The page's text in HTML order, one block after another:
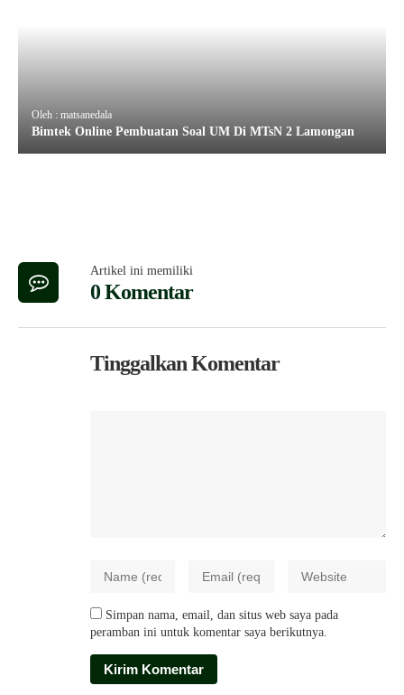
Oleh : matsanedala
Bimtek Online Pembuatan Soal UM Di MTsN 2 Lamongan
Artikel ini memiliki
0 Komentar
Tinggalkan Komentar
Simpan nama, email, dan situs web saya pada
peramban ini untuk komentar saya berikutnya.